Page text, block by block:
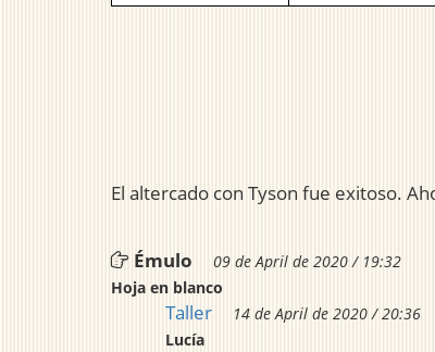
El altercado con Tyson fue exitoso.
Émulo
09 de April de 2020 / 19:32
Hoja en blanco
Taller
14 de April de 2020 / 20:36
Lucía